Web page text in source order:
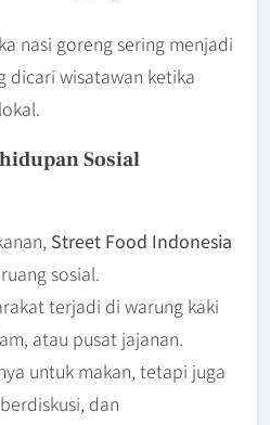
nasi goreng sering menjadi
dicari wisatawan ketika
Sosial
Street Food Indonesia
sosial.
terjadi di warung kaki
atau pusat jajanan.
untuk makan, tetapi juga
dan